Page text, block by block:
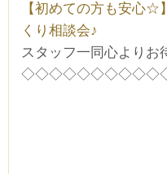
【初めての方も安心☆
くり相談会♪
スタッフ一同心よりお